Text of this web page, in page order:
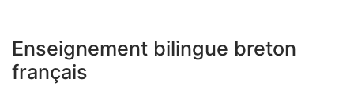
Enseignement bilingue breton
français